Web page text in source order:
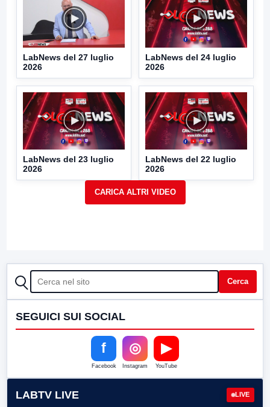
LabNews del 27 luglio
2026
LabNews del 24 luglio
2026
LabNews del 23 luglio
2026
LabNews del 22 luglio
2026
CERCA Cerca
SEGUICI SUI SOCIAL
f
Facebook
◎
Instagram
▶
YouTube
LABTV LIVE LIVE